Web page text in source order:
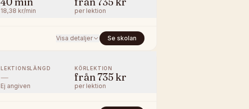
18,38 kr/min per lektion
Visa detaljer Se skolan
LEKTIONSLÄNGD
—
Ej angiven
KÖRLEKTION
från 735 kr
per lektion